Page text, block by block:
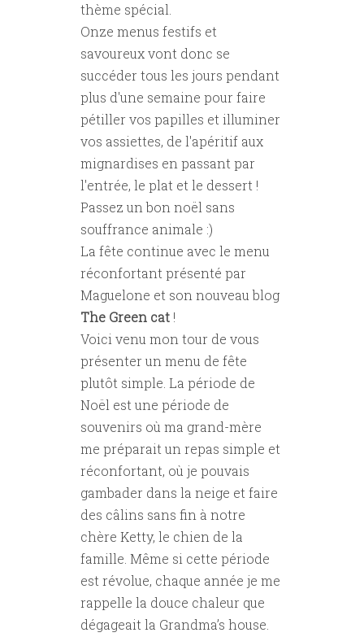
thème spécial.
Onze menus festifs et
savoureux vont donc se
succéder tous les jours pendant
plus d'une semaine pour faire
pétiller vos papilles et illuminer
vos assiettes, de l'apéritif aux
mignardises en passant par
l'entrée, le plat et le dessert !
Passez un bon noël sans
souffrance animale :)
La fête continue avec le menu
réconfortant présenté par
Maguelone et son nouveau blog
The Green cat !
Voici venu mon tour de vous
présenter un menu de fête
plutôt simple. La période de
Noël est une période de
souvenirs où ma grand-mère
me préparait un repas simple et
réconfortant, où je pouvais
gambader dans la neige et faire
des câlins sans fin à notre
chère Ketty, le chien de la
famille. Même si cette période
est révolue, chaque année je me
rappelle la douce chaleur que
dégageait la Grandma’s house.